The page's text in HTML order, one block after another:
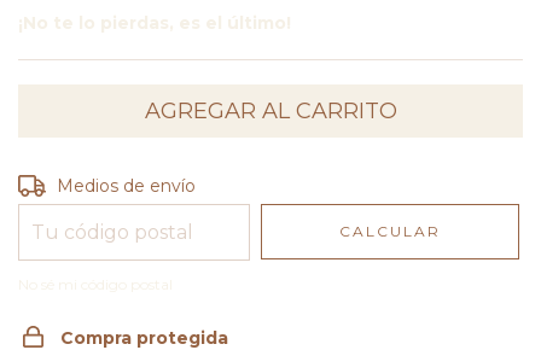
¡No te lo pierdas, es el último!
Entregas para el CP:
Medios de envío
CALCULAR
No sé mi código postal
Compra protegida